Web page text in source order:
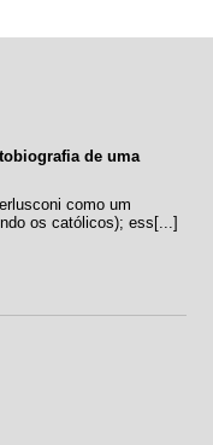
de uma
como um
os católicos); ess[...]